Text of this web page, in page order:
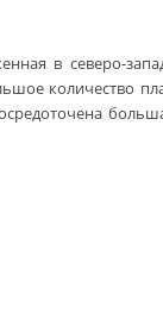
в северо-
количество